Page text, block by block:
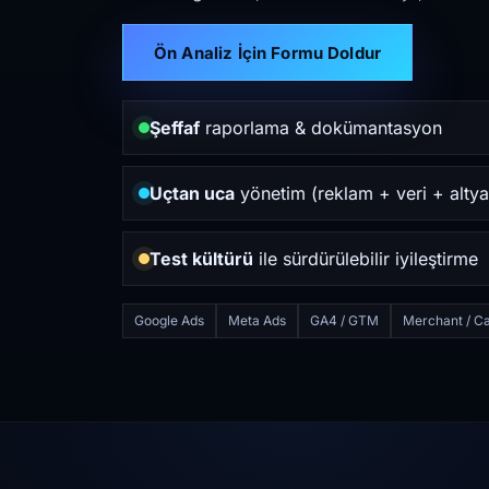
Ön Analiz İçin Formu Doldur
Şeffafraporlama & dokümantasyon
Uçtan uca yönetim (reklam + veri +
Test kültürü ile sürdürülebilir iyileştirme
Google Ads Meta Ads GA4 / GTM Merchant /